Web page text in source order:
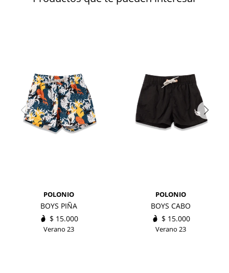
POLONIO
BOYS PIÑA
$ 15.000
Verano 23
POLONIO
BOYS CABO
$ 15.000
Verano 23